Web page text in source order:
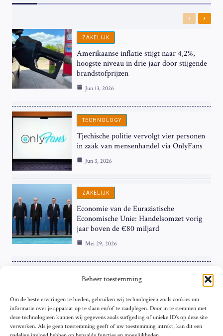
Beheer toestemming
Om de beste ervaringen te bieden, gebruiken wij technologieën zoals cookies om
informatie over je apparaat op te slaan en/of te raadplegen. Door in te stemmen met
deze technologieën kunnen wij gegevens zoals surfgedrag of unieke ID's op deze site
verwerken. Als je geen toestemming geeft of uw toestemming intrekt, kan dit een
Previous
Next
ZAKELIJK
Amerikaanse inflatie stijgt naar 4,2%,
hoogste niveau in drie jaar door stijgende
brandstofprijzen
Jun 13, 2026
TECHNOLOGY
Tjechische politie vervolgt vier personen
in zaak van mensenhandel via OnlyFans
Jun 3, 2026
ZAKELIJK
Economie van de Euraziatische
Economische Unie: Handelsomzet vorig
jaar boven de €80 miljard
Mei 29, 2026
ZAKELIJK
Hardnekkige Inflatie bij de ‘Grote Vier’
van de Eurozone
Mei 29, 2026